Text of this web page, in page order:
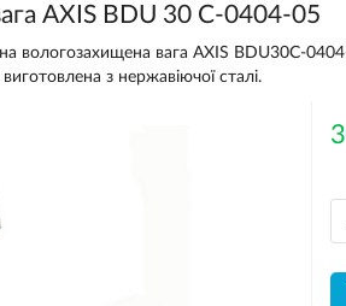
AXIS BDU 30 С-0404-05
вологозахищена вага AXIS BDU30С-
з нержавіючої сталі.